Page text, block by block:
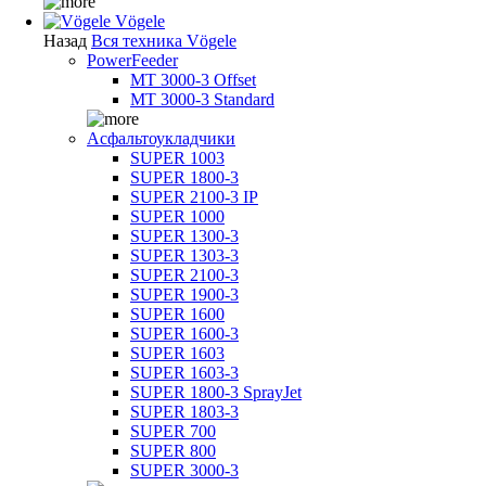
Vögele
Назад Вся техника Vögele
PowerFeeder
MT 3000-3 Offset
MT 3000-3 Standard
Асфальтоукладчики
SUPER 1003
SUPER 1800-3
SUPER 2100-3 IP
SUPER 1000
SUPER 1300-3
SUPER 1303-3
SUPER 2100-3
SUPER 1900-3
SUPER 1600
SUPER 1600-3
SUPER 1603
SUPER 1603-3
SUPER 1800-3 SprayJet
SUPER 1803-3
SUPER 700
SUPER 800
SUPER 3000-3